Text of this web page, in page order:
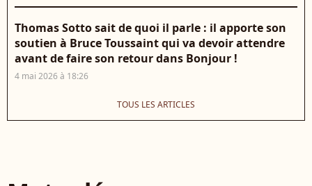
Thomas Sotto sait de quoi il parle : il apporte son
soutien à Bruce Toussaint qui va devoir attendre
avant de faire son retour dans Bonjour !
4 mai 2026 à 18:26
TOUS LES ARTICLES